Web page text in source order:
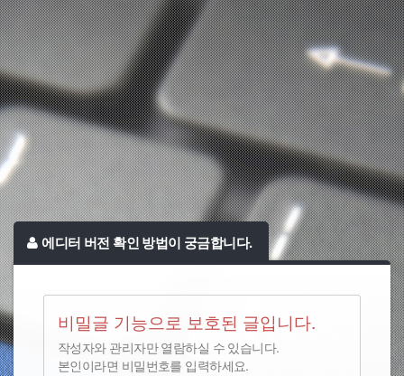
에디터 버전 확인 방법이 궁금합니다.
비밀글 기능으로 보호된 글입니다.
작성자와 관리자만 열람하실 수 있습니다.
본인이라면 비밀번호를 입력하세요.